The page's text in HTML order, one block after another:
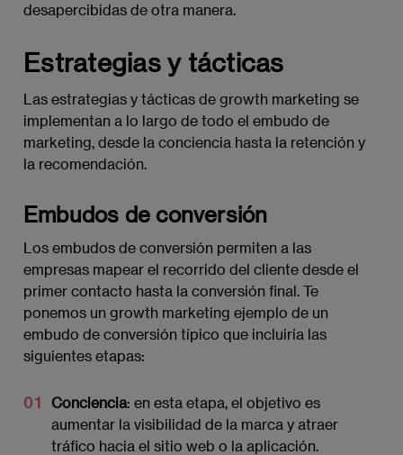
desapercibidas de otra manera.
Estrategias y tácticas
Las estrategias y tácticas de growth marketing se
implementan a lo largo de todo el embudo de
marketing, desde la conciencia hasta la retención y
la recomendación.
Embudos de conversión
Los embudos de conversión permiten a las
empresas mapear el recorrido del cliente desde el
primer contacto hasta la conversión final. Te
ponemos un growth marketing ejemplo de un
embudo de conversión típico que incluiría las
siguientes etapas:
Conciencia: en esta etapa, el objetivo es
aumentar la visibilidad de la marca y atraer
tráfico hacia el sitio web o la aplicación.